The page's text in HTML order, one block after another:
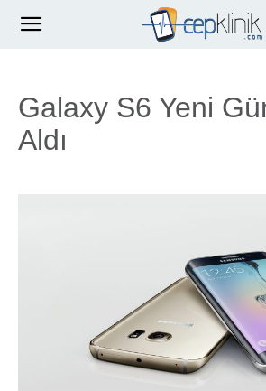
Galaxy S6 Yeni
Aldı